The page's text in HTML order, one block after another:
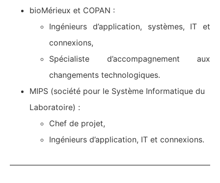
bioMérieux et COPAN :
Ingénieurs d’application, systèmes, IT et
connexions,
Spécialiste d’accompagnement aux
changements technologiques.
MIPS (société pour le Système Informatique du
Laboratoire) :
Chef de projet,
Ingénieurs d’application, IT et connexions.